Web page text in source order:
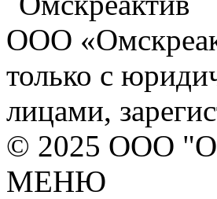
ООО
только с
лицами,
© 2025 ООО
МЕНЮ